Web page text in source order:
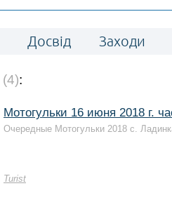
Досвід Заходи
(4):
Turist
Мотогульки 16 июня 2018 г.
Очередные Мотогульки 2018 с.